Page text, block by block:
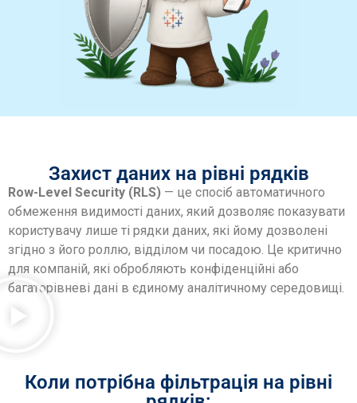
Захист даних на рівні рядків
Row-Level Security (RLS) — це спосіб автоматичного
обмеження видимості даних, який дозволяє показувати
користувачу лише ті рядки даних, які йому дозволені
згідно з його роллю, відділом чи посадою. Це критично
для компаній, які обробляють конфіденційні або
багаторівневі дані в єдиному аналітичному середовищі.
Коли потрібна фільтрація на рівні